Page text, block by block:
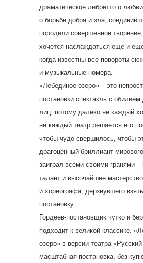
драматическое либретто о
о борьбе добра и зла,
породили совершенное
хочется наслаждаться еще и
когда известны все повороты
и музыкальные номера.
«Лебединое озеро» – это
постановки спектакль с
лиц, потому далеко не каждый
не каждый театр решается его
чтобы чудо свершилось, чтобы
драгоценный бриллиант
заиграл всеми своими гранями
талант и высочайшее
и хореографа, дерзнувшего
постановку.
Гордеев-постановщик чутко и
подходит к великой классике.
озеро» в версии театра
масштабная постановка, без